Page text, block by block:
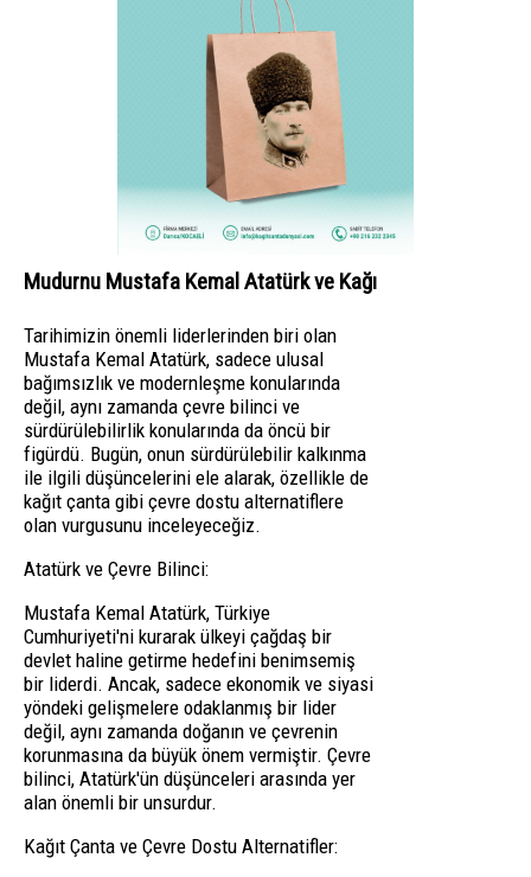
Mudurnu Mustafa Kemal Atatürk ve Kağı
Tarihimizin önemli liderlerinden biri olan
Mustafa Kemal Atatürk, sadece ulusal
bağımsızlık ve modernleşme konularında
değil, aynı zamanda çevre bilinci ve
sürdürülebilirlik konularında da öncü bir
figürdü. Bugün, onun sürdürülebilir kalkınma
ile ilgili düşüncelerini ele alarak, özellikle de
kağıt çanta gibi çevre dostu alternatiflere
olan vurgusunu inceleyeceğiz.
Atatürk ve Çevre Bilinci:
Mustafa Kemal Atatürk, Türkiye
Cumhuriyeti'ni kurarak ülkeyi çağdaş bir
devlet haline getirme hedefini benimsemiş
bir liderdi. Ancak, sadece ekonomik ve siyasi
yöndeki gelişmelere odaklanmış bir lider
değil, aynı zamanda doğanın ve çevrenin
korunmasına da büyük önem vermiştir. Çevre
bilinci, Atatürk'ün düşünceleri arasında yer
alan önemli bir unsurdur.
Kağıt Çanta ve Çevre Dostu Alternatifler: